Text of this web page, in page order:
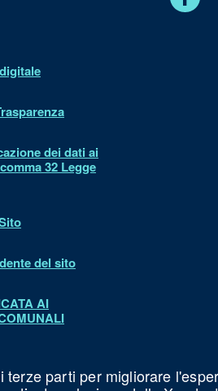
parti per migliorare
dei dati ai
32 Legge
del sito
AI